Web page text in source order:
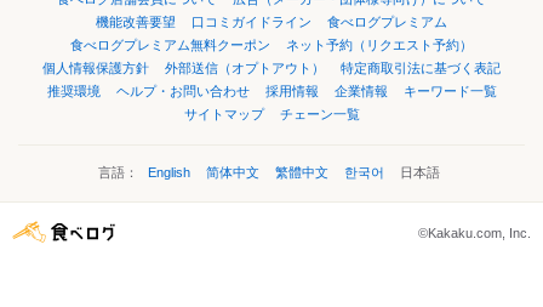
機能改善要望
口コミガイドライン
食べログプレミアム
食べログプレミアム無料クーポン
ネット予約（リクエスト予約）
個人情報保護方針
外部送信（オプトアウト）
特定商取引法に基づく表記
推奨環境
ヘルプ・お問い合わせ 採用情報 企業情報
キーワード一覧
サイトマップ
チェーン一覧
言語： English 简体中文 繁體中文 한국어 日本語
©Kakaku.com, Inc.